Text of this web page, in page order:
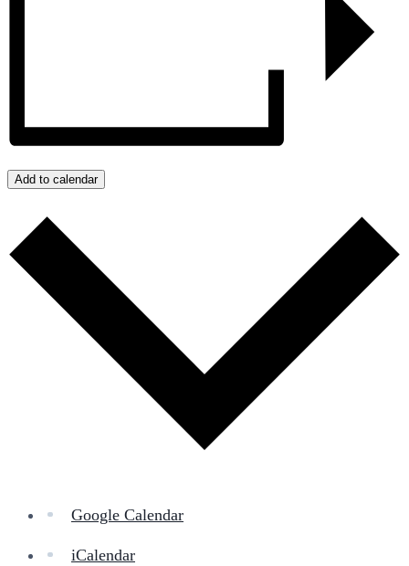
Add to calendar
Google Calendar
iCalendar